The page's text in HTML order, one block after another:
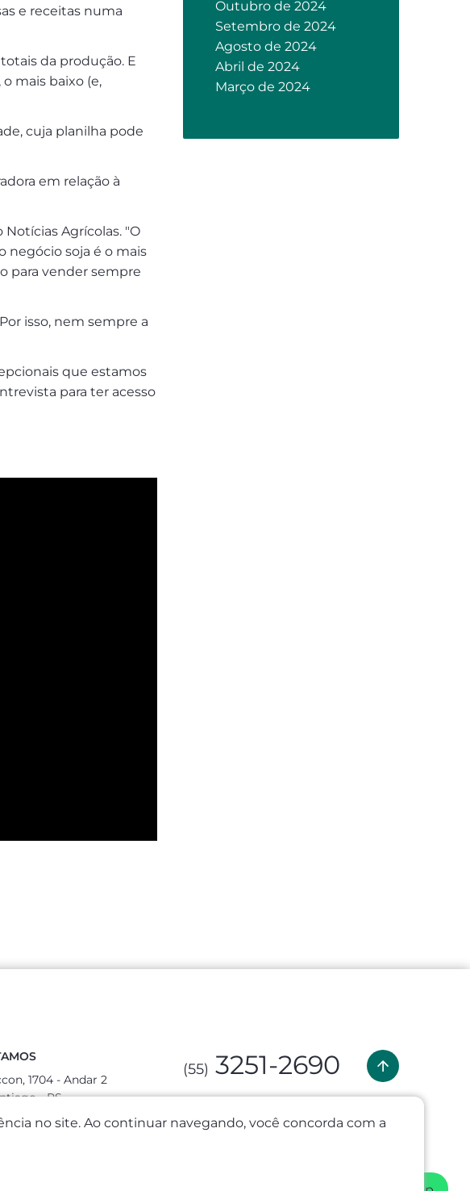
e receitas numa
da produção. E
mais baixo (e,
cuja planilha pode
em relação à
Agrícolas. "O
negócio soja é o mais
para vender sempre
isso, nem sempre a
que estamos
para ter acesso
Outubro de 2024
Setembro de 2024
Agosto de 2024
Abril de 2024
Março de 2024
1704 - Andar 2
- RS
400
(55) 3251-2690
no site. Ao continuar navegando, você concorda com a